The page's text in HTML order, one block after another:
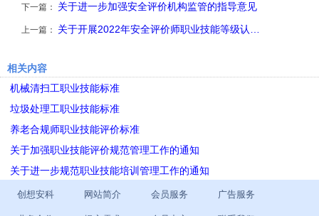
下一篇： 关于进一步加强安全评价机构监管的指导意见
上一篇： 关于开展2022年安全评价师职业技能等级认…
相关内容
机械清扫工职业技能标准
垃圾处理工职业技能标准
养老合规师职业技能评价标准
关于加强职业技能评价规范管理工作的通知
关于进一步规范职业技能培训管理工作的通知
创想安科 网站简介 会员服务 广告服务